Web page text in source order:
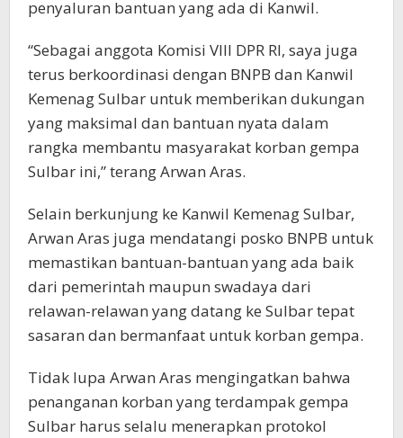
penyaluran bantuan yang ada di Kanwil.
“Sebagai anggota Komisi VIII DPR RI, saya juga
terus berkoordinasi dengan BNPB dan Kanwil
Kemenag Sulbar untuk memberikan dukungan
yang maksimal dan bantuan nyata dalam
rangka membantu masyarakat korban gempa
Sulbar ini,” terang Arwan Aras.
Selain berkunjung ke Kanwil Kemenag Sulbar,
Arwan Aras juga mendatangi posko BNPB untuk
memastikan bantuan-bantuan yang ada baik
dari pemerintah maupun swadaya dari
relawan-relawan yang datang ke Sulbar tepat
sasaran dan bermanfaat untuk korban gempa.
Tidak lupa Arwan Aras mengingatkan bahwa
penanganan korban yang terdampak gempa
Sulbar harus selalu menerapkan protokol